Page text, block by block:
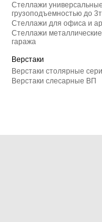
Стеллажи
грузоподъемностью до
Стеллажи для офиса и
Стеллажи
гаража
Верстаки
Верстаки столярные
Верстаки слесарные ВП